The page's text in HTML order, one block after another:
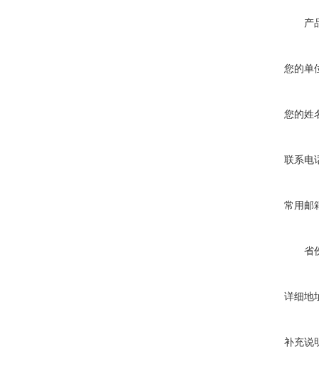
产
您的单
您的姓
联系电
常用邮
省
详细地
补充说